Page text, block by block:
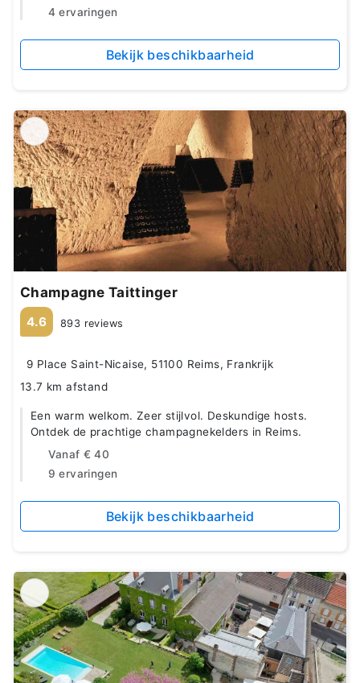
4 ervaringen
Bekijk beschikbaarheid
Champagne Taittinger
4.6 893 reviews
9 Place Saint-Nicaise, 51100 Reims, Frankrijk
13.7 km afstand
Een warm welkom. Zeer stijlvol. Deskundige hosts.
Ontdek de prachtige champagnekelders in Reims.
Vanaf € 40
9 ervaringen
Bekijk beschikbaarheid